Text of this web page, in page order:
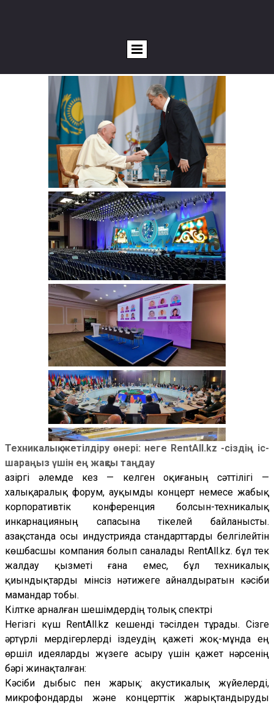
Техникалық жетілдіру өнері: неге RentAll.kz -сіздің іс-
шараңыз үшін ең жақсы таңдау
Қазіргі әлемде кез — келген оқиғаның сәттілігі —
халықаралық форум, ауқымды концерт немесе жабық
корпоративтік конференция болсын-техникалық
инкарнацияның сапасына тікелей байланысты.
Қазақстанда осы индустрияда стандарттарды белгілейтін
көшбасшы компания болып саналады RentAll.kz. бұл тек
жалдау қызметі ғана емес, бұл техникалық
қиындықтарды мінсіз нәтижеге айналдыратын кәсіби
мамандар тобы.
Кілтке арналған шешімдердің толық спектрі
Негізгі күш RentAll.kz кешенді тәсілден тұрады. Сізге
әртүрлі мердігерлерді іздеудің қажеті жоқ-мұнда ең
өршіл идеяларды жүзеге асыру үшін қажет нәрсенің
бәрі жинақталған:
Кәсіби дыбыс пен жарық: акустикалық жүйелерді,
микрофондарды және концерттік жарықтандыруды